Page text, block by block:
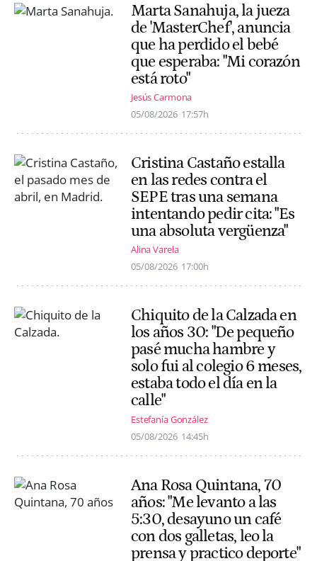
Marta Sanahuja, la jueza
de 'MasterChef', anuncia
que ha perdido el bebé
que esperaba: "Mi corazón
está roto"
Jesús Carmona
05/08/2026 17:57h
Cristina Castaño estalla
en las redes contra el
SEPE tras una semana
intentando pedir cita: "Es
una absoluta vergüenza"
Alina Varela
05/08/2026 17:00h
Chiquito de la Calzada en
los años 30: "De pequeño
pasé mucha hambre y
solo fui al colegio 6 meses,
estaba todo el día en la
calle"
Estefanía González
05/08/2026 14:45h
Ana Rosa Quintana, 70
años: "Me levanto a las
5:30, desayuno un café
con dos galletas, leo la
prensa y practico deporte"